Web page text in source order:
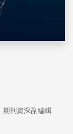
期刊資深副編輯